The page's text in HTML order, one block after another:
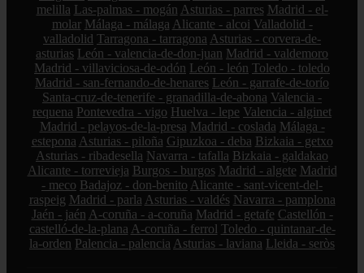
melilla Las-palmas - mogán Asturias - parres Madrid - el-
molar Málaga - málaga Alicante - alcoi Valladolid -
valladolid Tarragona - tarragona Asturias - corvera-de-
asturias León - valencia-de-don-juan Madrid - valdemoro
Madrid - villaviciosa-de-odón León - león Toledo - toledo
Madrid - san-fernando-de-henares León - garrafe-de-torío
Santa-cruz-de-tenerife - granadilla-de-abona Valencia -
requena Pontevedra - vigo Huelva - lepe Valencia - alginet
Madrid - pelayos-de-la-presa Madrid - coslada Málaga -
estepona Asturias - piloña Gipuzkoa - deba Bizkaia - getxo
Asturias - ribadesella Navarra - tafalla Bizkaia - galdakao
Alicante - torrevieja Burgos - burgos Madrid - algete Madrid
- meco Badajoz - don-benito Alicante - sant-vicent-del-
raspeig Madrid - parla Asturias - valdés Navarra - pamplona
Jaén - jaén A-coruña - a-coruña Madrid - getafe Castellón -
castelló-de-la-plana A-coruña - ferrol Toledo - quintanar-de-
la-orden Palencia - palencia Asturias - laviana Lleida - seròs